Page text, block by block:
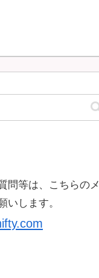
問等は、こちらのメ
いします。